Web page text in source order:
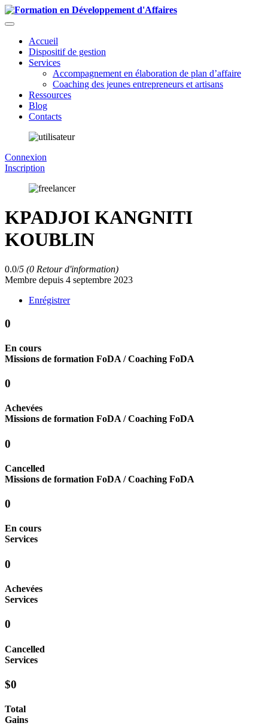
Accueil
Dispositif de gestion
Services
Accompagnement en élaboration de plan d’affaire
Coaching des jeunes entrepreneurs et artisans
Ressources
Blog
Contacts
Connexion
Inscription
KPADJOI KANGNITI
KOUBLIN
0.0/5 (0 Retour d'information)
Membre depuis 4 septembre 2023
Enrégistrer
0
En cours
Missions de formation FoDA / Coaching FoDA
0
Achevées
Missions de formation FoDA / Coaching FoDA
0
Cancelled
Missions de formation FoDA / Coaching FoDA
0
En cours
Services
0
Achevées
Services
0
Cancelled
Services
$0
Total
Gains